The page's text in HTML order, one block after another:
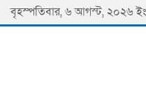
Skip
to
বৃহস্পতিবার, ৬ আগস্ট, ২০২৬ ইং